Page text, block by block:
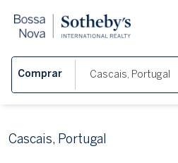
Comprar
Cascais, Portugal